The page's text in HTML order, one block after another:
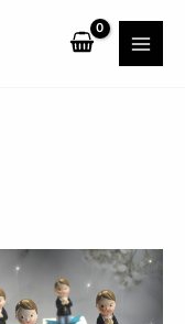
Preisspanne:
2,95 €
bis
147,50 €